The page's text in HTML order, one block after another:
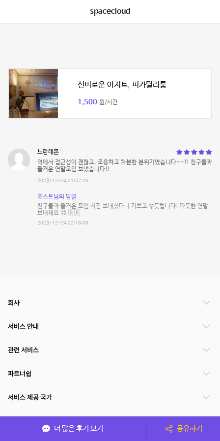
spacecloud
신비로운 아지트, 피카딜리룸
1,500 원/시간
노란레몬
역에서 접근성이 괜찮고, 조용하고 차분한 분위기였습니다~~!! 친구들과
즐거운 연말모임 보냈습니다!!
2023-12-24 21:57:26
호스트님의 답글
친구들과 즐거운 모임 시간 보내셨다니 기쁘고 뿌듯합니다! 따뜻한 연말
보내세요 😊 🇬🇧
2023-12-24 22:16:09
더 많은 후기 보기 공유하기
회사
서비스 안내
관련 서비스
파트너쉽
서비스 제공 국가
(주)NSPACE 사업자정보